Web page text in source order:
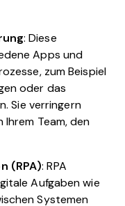
: Diese
Apps und
zum Beispiel
oder das
Sie verringern
Ihrem Team, den
(RPA): RPA
Aufgaben wie
Systemen